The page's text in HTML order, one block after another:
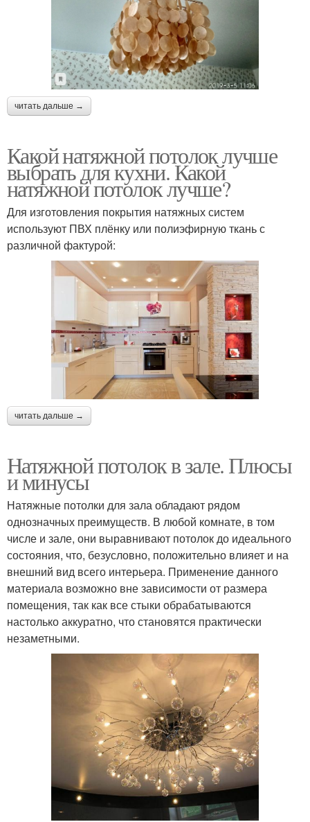
читать дальше →
Какой натяжной потолок лучше
выбрать для кухни. Какой
натяжной потолок лучше?
Для изготовления покрытия натяжных систем
используют ПВХ плёнку или полиэфирную ткань с
различной фактурой:
читать дальше →
Натяжной потолок в зале. Плюсы
и минусы
Натяжные потолки для зала обладают рядом
однозначных преимуществ. В любой комнате, в том
числе и зале, они выравнивают потолок до идеального
состояния, что, безусловно, положительно влияет и на
внешний вид всего интерьера. Применение данного
материала возможно вне зависимости от размера
помещения, так как все стыки обрабатываются
настолько аккуратно, что становятся практически
незаметными.